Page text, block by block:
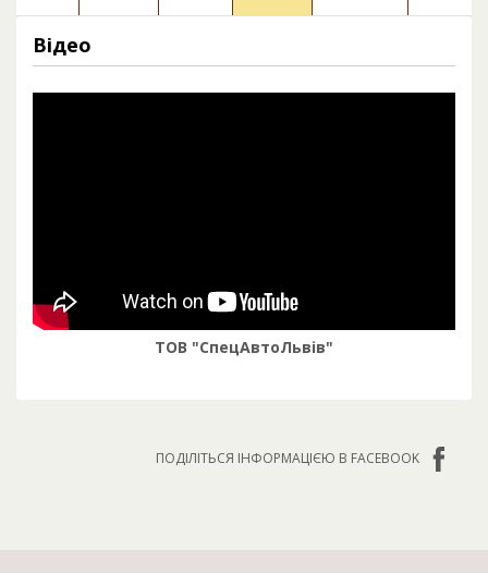
Відео
ТОВ "СпецАвтоЛьвів"
ПОДІЛІТЬСЯ ІНФОРМАЦІЄЮ В FACEBOOK